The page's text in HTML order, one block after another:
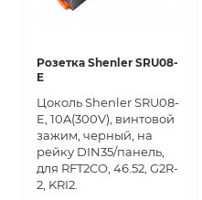
Розетка Shenler SRU08-
E
Цоколь Shenler SRU08-
E, 10A(300V), винтовой
зажим, черный, на
рейку DIN35/панель,
для RFT2CO, 46.52, G2R-
2, KRI2.